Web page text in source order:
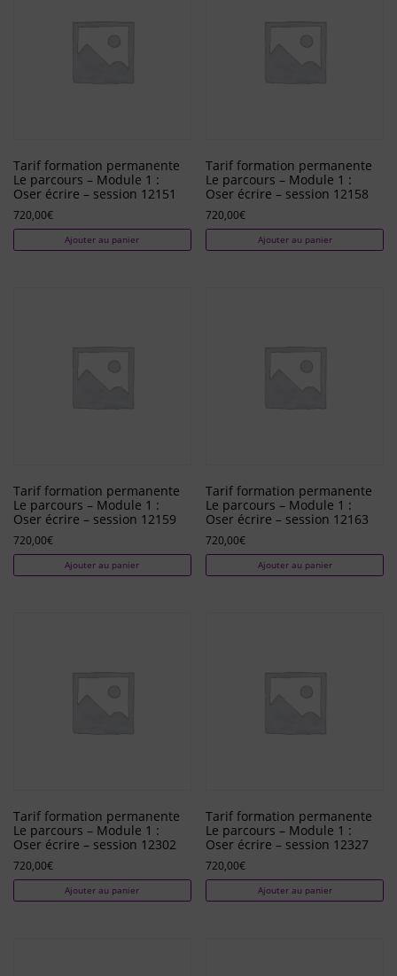
Tarif formation permanente
Le parcours – Module 1 :
Oser écrire – session 12151
720,00€
Ajouter au panier
Tarif formation permanente
Le parcours – Module 1 :
Oser écrire – session 12158
720,00€
Ajouter au panier
Tarif formation permanente
Le parcours – Module 1 :
Oser écrire – session 12159
720,00€
Ajouter au panier
Tarif formation permanente
Le parcours – Module 1 :
Oser écrire – session 12163
720,00€
Ajouter au panier
Tarif formation permanente
Le parcours – Module 1 :
Oser écrire – session 12302
720,00€
Ajouter au panier
Tarif formation permanente
Le parcours – Module 1 :
Oser écrire – session 12327
720,00€
Ajouter au panier